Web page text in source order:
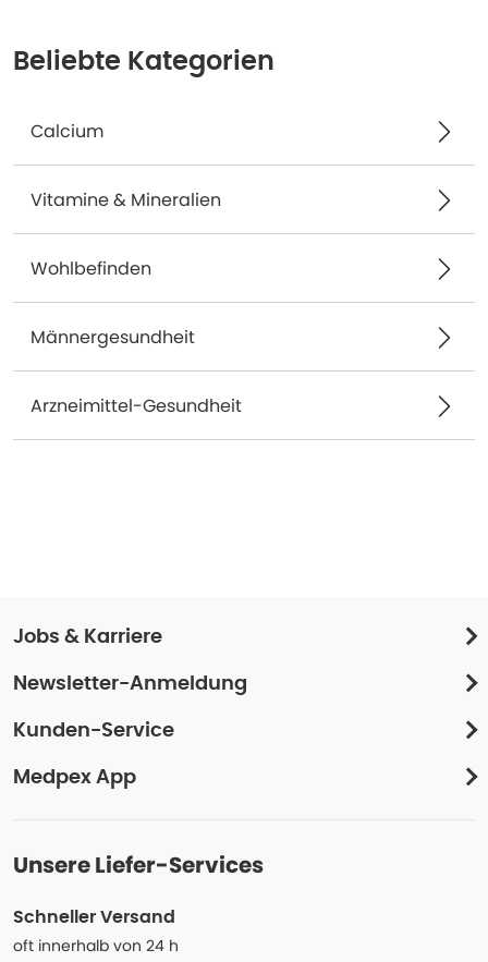
Beliebte Kategorien
Calcium
Vitamine & Mineralien
Wohlbefinden
Männergesundheit
Arzneimittel-Gesundheit
Jobs & Karriere
Newsletter-Anmeldung
Kunden-Service
Medpex App
Unsere Liefer-Services
Schneller Versand
oft innerhalb von 24 h